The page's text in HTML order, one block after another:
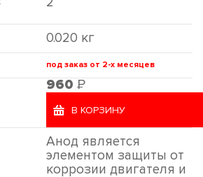
0.020 кг
под заказ от 2-х месяцев
960 Р
В КОРЗИНУ
Анод является
элементом защиты от
коррозии двигателя и